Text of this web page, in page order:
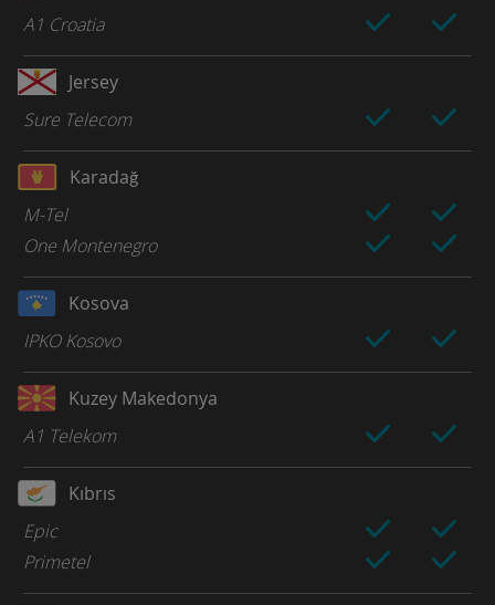
A1 Croatia
Jersey
Sure Telecom
Karadağ
M-Tel
One Montenegro
Kosova
IPKO Kosovo
Kuzey Makedonya
A1 Telekom
Kıbrıs
Epic
Primetel